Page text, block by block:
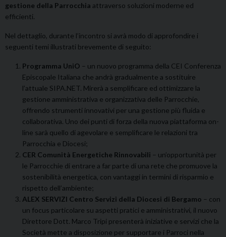
gestione della Parrocchia attraverso soluzioni moderne ed
efficienti.
Nel dettaglio, durante l’incontro si avrà modo di approfondire i
seguenti temi illustrati brevemente di seguito:
Programma UniO – un nuovo programma della CEI Conferenza
Episcopale Italiana che andrà gradualmente a sostituire
l’attuale SIPA.NET. Mirerà a semplificare ed ottimizzare la
gestione amministrativa e organizzativa delle Parrocchie,
offrendo strumenti innovativi per una gestione più fluida e
collaborativa. Uno dei punti di forza della nuova piattaforma on-
line sarà quello di agevolare e semplificare le relazioni tra
Parrocchia e Diocesi;
CER Comunità Energetiche Rinnovabili – un’opportunità per
le Parrocchie di entrare a far parte di una rete che promuove la
sostenibilità energetica, con vantaggi in termini di risparmio e
rispetto dell’ambiente;
ALEX SERVIZI Centro Servizi della Diocesi di Bergamo – con
un focus particolare su aspetti pratici e amministrativi, il nuovo
Direttore Dott. Marco Tripi presenterà iniziative e servizi che la
Società mette a disposizione per supportare i Parroci nella